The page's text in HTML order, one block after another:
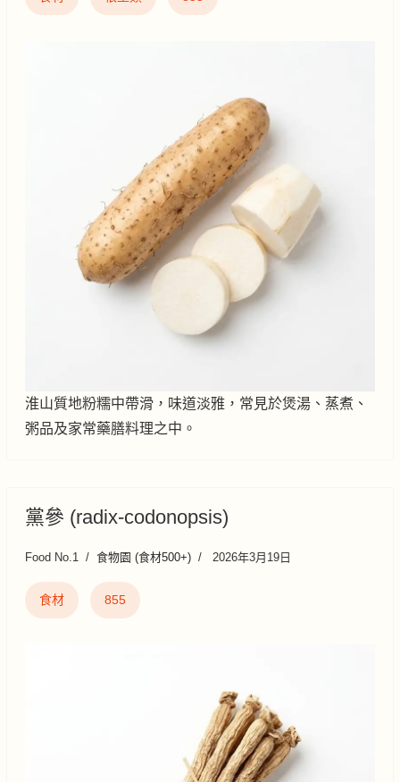
淮山質地粉糯中帶滑，味道淡雅，常見於煲湯、蒸煮、
粥品及家常藥膳料理之中。
黨參 (radix-codonopsis)
Food No.1 食物園 (食材500+) 2026年3月19日
食材 855